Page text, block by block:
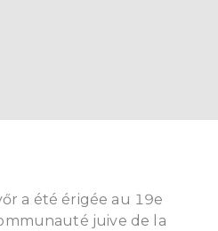
a été érigée au 19e
juive de la